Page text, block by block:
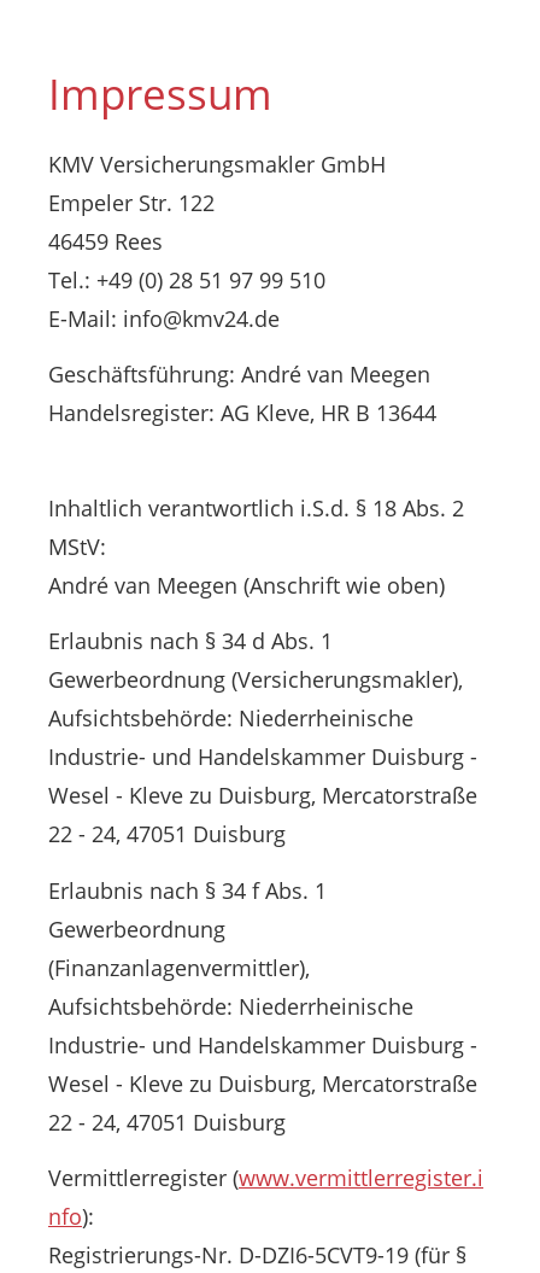
Impressum
KMV Versicherungsmakler GmbH
Empeler Str. 122
46459 Rees
Tel.: +49 (0) 28 51 97 99 510
E-Mail: info@kmv24.de
Geschäftsführung: André van Meegen
Handelsregister: AG Kleve, HR B 13644
Inhaltlich verantwortlich i.S.d. § 18 Abs. 2
MStV:
André van Meegen (Anschrift wie oben)
Erlaubnis nach § 34 d Abs. 1
Gewerbeordnung (Versicherungsmakler),
Aufsichtsbehörde: Niederrheinische
Industrie- und Handelskammer Duisburg -
Wesel - Kleve zu Duisburg, Mercatorstraße
22 - 24, 47051 Duisburg
Erlaubnis nach § 34 f Abs. 1
Gewerbeordnung
(Finanzanlagenvermittler),
Aufsichtsbehörde: Niederrheinische
Industrie- und Handelskammer Duisburg -
Wesel - Kleve zu Duisburg, Mercatorstraße
22 - 24, 47051 Duisburg
Vermittlerregister (www.vermittlerregister.i
nfo):
Registrierungs-Nr. D-DZI6-5CVT9-19 (für §